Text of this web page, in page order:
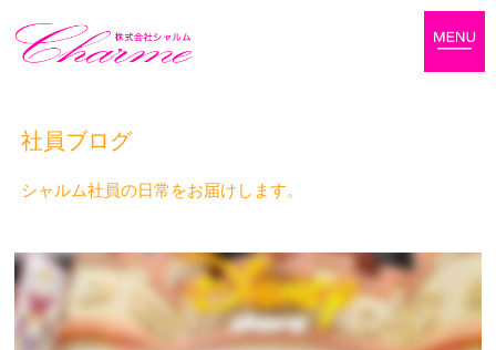
社員ブログ
シャルム社員の日常をお届けします。